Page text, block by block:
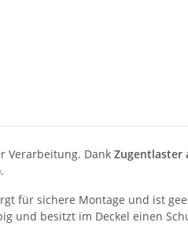
Verarbeitung. Dank Zugentlaster
für sichere Montage und ist
und besitzt im Deckel einen